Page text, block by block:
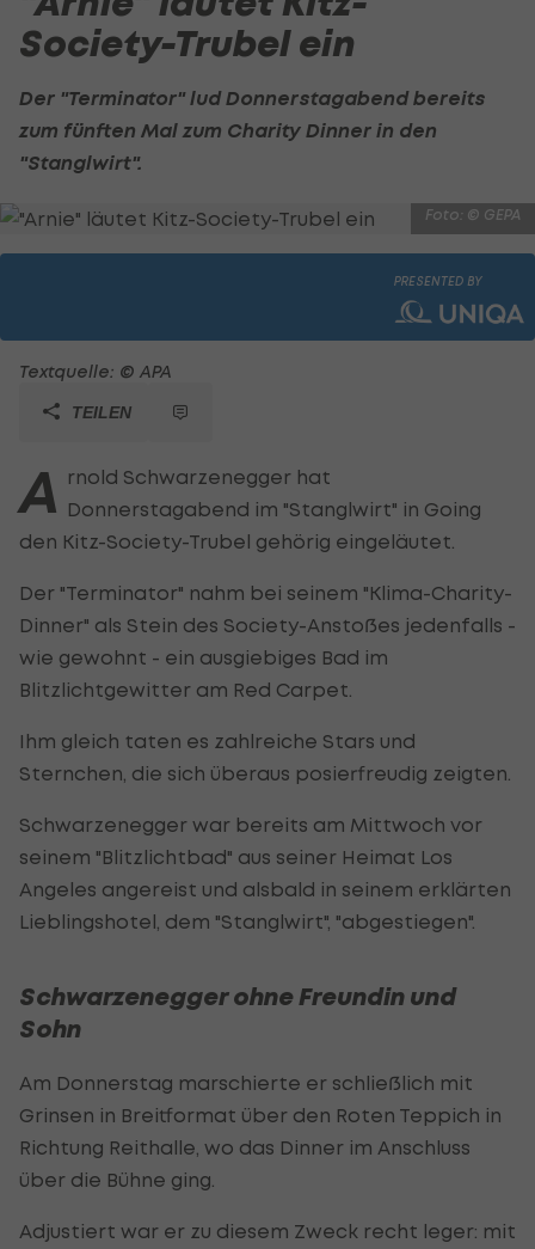
Society-Trubel ein
Der "Terminator" lud Donnerstagabend bereits
zum fünften Mal zum Charity Dinner in den
"Stanglwirt".
Foto: © GEPA
PRESENTED BY
Textquelle: © APA
TEILEN
A rnold Schwarzenegger hat
Donnerstagabend im "Stanglwirt" in Going
den Kitz-Society-Trubel gehörig eingeläutet.
Der "Terminator" nahm bei seinem "Klima-Charity-
Dinner" als Stein des Society-Anstoßes jedenfalls -
wie gewohnt - ein ausgiebiges Bad im
Blitzlichtgewitter am Red Carpet.
Ihm gleich taten es zahlreiche Stars und
Sternchen, die sich überaus posierfreudig zeigten.
Schwarzenegger war bereits am Mittwoch vor
seinem "Blitzlichtbad" aus seiner Heimat Los
Angeles angereist und alsbald in seinem erklärten
Lieblingshotel, dem "Stanglwirt", "abgestiegen".
Schwarzenegger ohne Freundin und
Sohn
Am Donnerstag marschierte er schließlich mit
Grinsen in Breitformat über den Roten Teppich in
Richtung Reithalle, wo das Dinner im Anschluss
über die Bühne ging.
Adjustiert war er zu diesem Zweck recht leger: mit